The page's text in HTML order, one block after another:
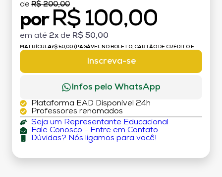
de R$ 200,00
por R$ 100,00
em até 2x de R$ 50,00
MATRÍCULA:R$ 50,00 (PAGÁVEL NO BOLETO, CARTÃO DE CRÉDITO E
Inscreva-se
Infos pelo WhatsApp
Plataforma EAD Disponível 24h
Professores renomados
Seja um Representante Educacional
Fale Conosco - Entre em Contato
Dúvidas? Nós ligamos para você!